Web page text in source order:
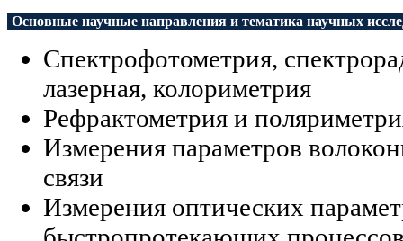
Основные научные направления и тематика научных
Спектрофотометрия,
лазерная, колориметрия
Рефрактометрия и
Измерения параметров
связи
Измерения оптических